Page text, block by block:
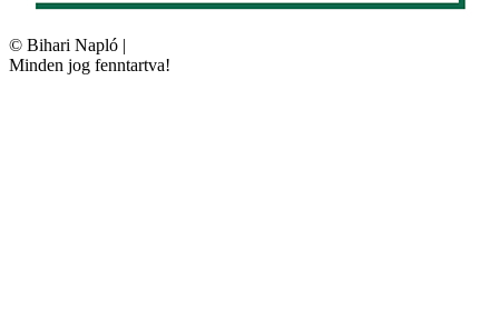
© Bihari Napló |
Minden jog fenntartva!